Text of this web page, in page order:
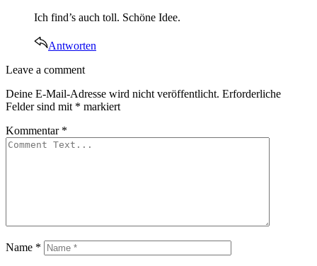
Ich find’s auch toll. Schöne Idee.
Antworten
Leave
comment
Leave a comment
Deine E-Mail-Adresse wird nicht veröffentlicht. Erforderliche
Felder sind mit * markiert
Kommentar *
Name *